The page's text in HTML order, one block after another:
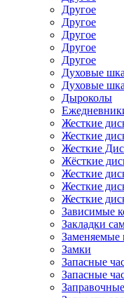
Другое
Другое
Другое
Другое
Другое
Духовые
Духовые
Дыроколы
Жесткие
Жесткие
Жесткие
Жёсткие
Жесткие
Жесткие
Жесткие
Зависимые
Закладки
Заменяемые
Замки
Запасные
Запасные